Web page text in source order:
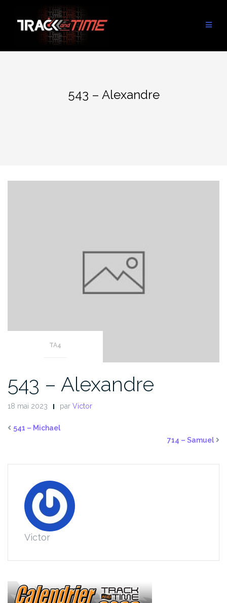
contenu
543 – Alexandre
TA4
543 – Alexandre
18 mai 2023 par Victor
541 – Michael
714 – Samuel
Victor